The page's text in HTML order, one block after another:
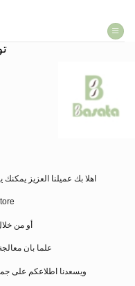
اهلا بك عميلنا العزيز
أو من
علما بان
ويسعدنا اطلاعكم على